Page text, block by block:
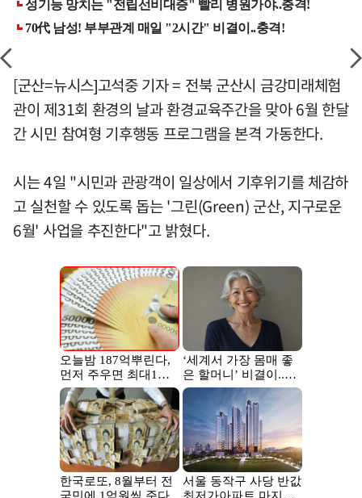
[군산=뉴시스]고석중 기자 = 전북 군산시 금강미래체험
관이 제31회 환경의 날과 환경교육주간을 맞아 6월 한달
간 시민 참여형 기후행동 프로그램을 본격 가동한다.
시는 4일 "시민과 관광객이 일상에서 기후위기를 체감하
고 실천할 수 있도록 돕는 '그린(Green) 군산, 지구로운
6월' 사업을 추진한다"고 밝혔다.